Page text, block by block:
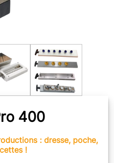
400
: dresse, poche,
!